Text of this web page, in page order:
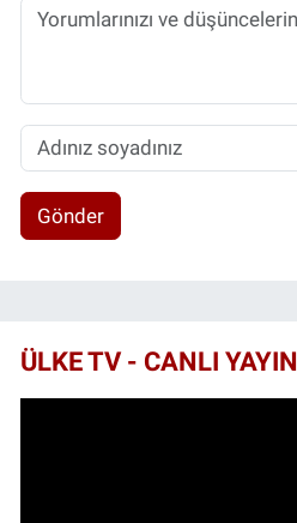
Gönder
ÜLKE TV - CANLI YAYIN